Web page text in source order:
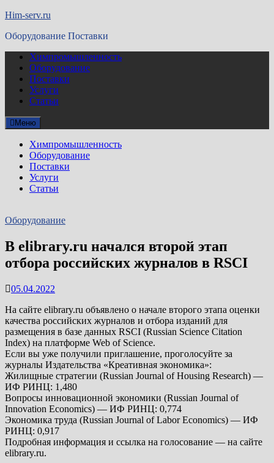
Перейти
содержимому
Him-serv.ru
Оборудование Поставки
Химпромышленность
Оборудование
Поставки
Услуги
Статьи
Меню
Химпромышленность
Оборудование
Поставки
Услуги
Статьи
Оборудование
В elibrary.ru начался второй этап
отбора российских журналов в RSCI
05.04.2022
На сайте elibrary.ru объявлено о начале второго этапа оценки
качества российских журналов и отбора изданий для
размещения в базе данных RSCI (Russian Science Citation
Index) на платформе Web of Science.
Если вы уже получили приглашение, проголосуйте за
журналы Издательства «Креативная экономика»:
Жилищные стратегии (Russian Journal of Housing Research) —
ИФ РИНЦ: 1,480
Вопросы инновационной экономики (Russian Journal of
Innovation Economics) — ИФ РИНЦ: 0,774
Экономика труда (Russian Journal of Labor Economics) — ИФ
РИНЦ: 0,917
Подробная информация и ссылка на голосование — на сайте
elibrary.ru.